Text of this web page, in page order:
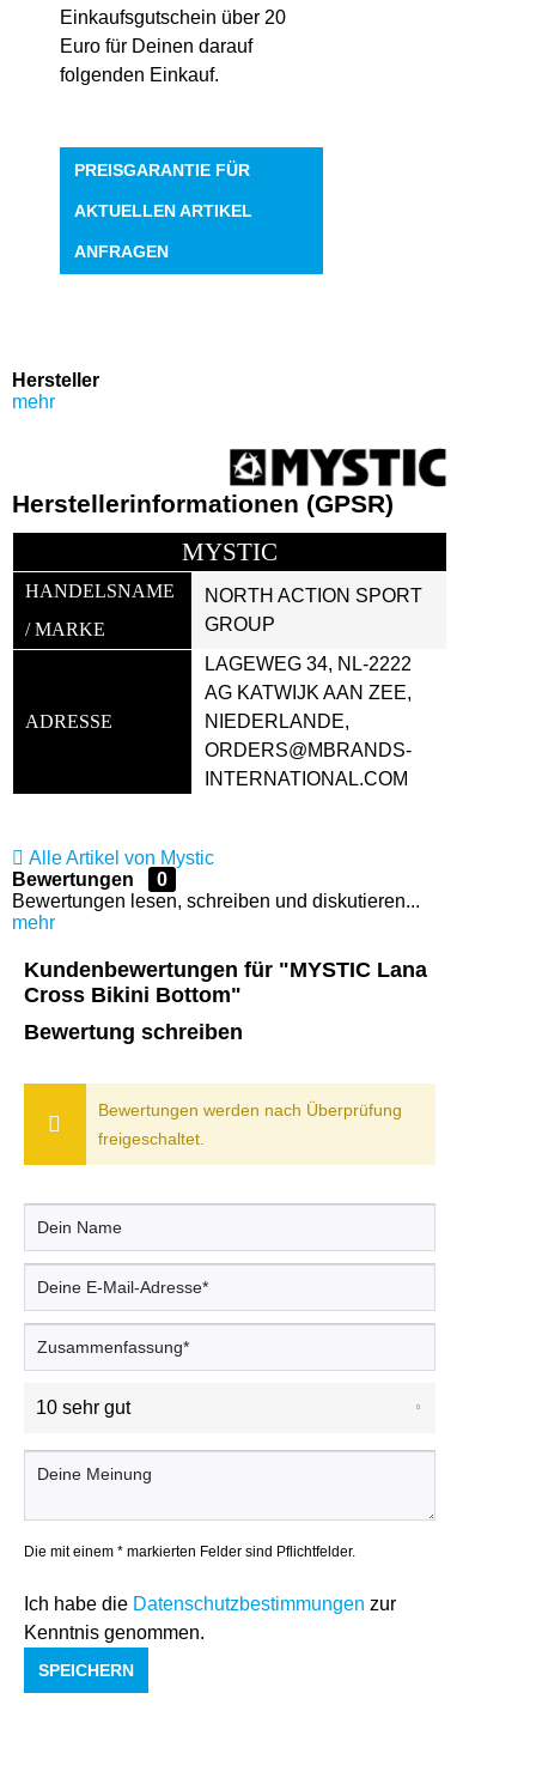
Einkaufsgutschein über 20
Euro für Deinen darauf
folgenden Einkauf.
PREISGARANTIE FÜR
AKTUELLEN ARTIKEL
ANFRAGEN
Hersteller
mehr
Herstellerinformationen (GPSR)
MYSTIC
HANDELSNAME
/ MARKE
NORTH ACTION SPORT
GROUP
ADRESSE
LAGEWEG 34, NL-2222
AG KATWIJK AAN ZEE,
NIEDERLANDE,
ORDERS@MBRANDS-
INTERNATIONAL.COM
Alle Artikel von Mystic
Bewertungen
0
Bewertungen lesen, schreiben und diskutieren...
mehr
Kundenbewertungen für "MYSTIC Lana
Cross Bikini Bottom"
Bewertung schreiben
Bewertungen werden nach Überprüfung
freigeschaltet.
Die mit einem * markierten Felder sind Pflichtfelder.
Ich habe die Datenschutzbestimmungen zur
Kenntnis genommen.
SPEICHERN